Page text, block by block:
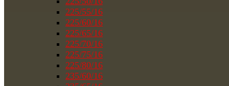
225/55/16
225/60/16
225/65/16
225/70/16
225/75/16
225/80/16
235/60/16